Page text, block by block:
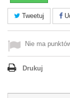
Tweetuj
Nie ma
Drukuj